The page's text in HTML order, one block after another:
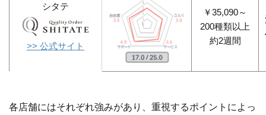
シタテ
>> 公式サイト
￥35,090～
200種類以上
約2週間
各店舗にはそれぞれ強みがあり、重視するポイントによっ